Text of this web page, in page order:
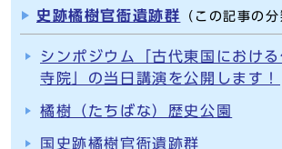
史跡橘樹官衙遺跡群 （この記事の分
シンポジウム「古代東国におけ
寺院」の当日講演を公開します！
橘樹（たちばな）歴史公園
国史跡橘樹官衙遺跡群